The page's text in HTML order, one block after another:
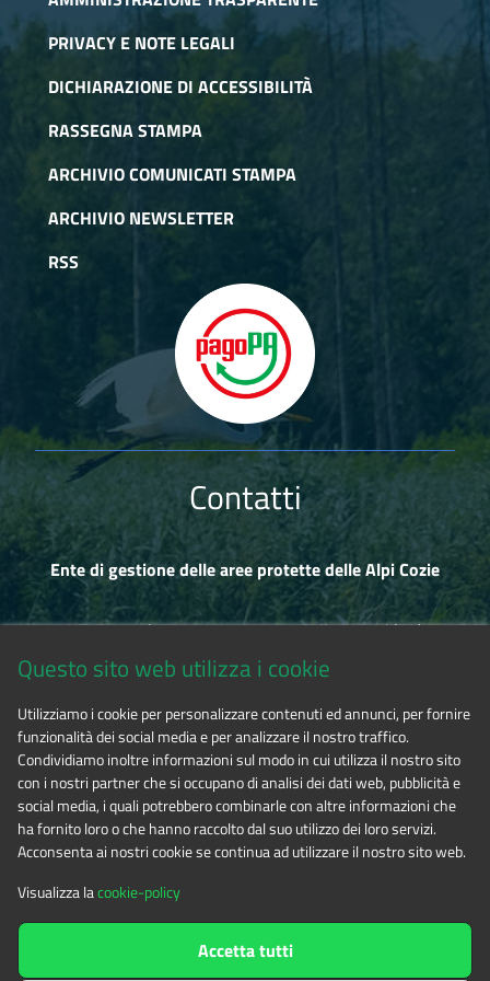
PRIVACY E NOTE LEGALI
DICHIARAZIONE DI ACCESSIBILITÀ
RASSEGNA STAMPA
ARCHIVIO COMUNICATI STAMPA
ARCHIVIO NEWSLETTER
RSS
Contatti
Ente di gestione delle aree protette delle Alpi Cozie
Via Fransuà Fontan, 1 - 10050 Salbertrand (TO)
Tel. 0122.854720
E-mailalpicozie@cert.ruparpiemonte.it
The contents of this websitebyEnte di gestione delle aree
protette delle Alpi Cozieis licensed under
Questo sito web utilizza i cookie
Utilizziamo i cookie per personalizzare contenuti ed annunci, per fornire
funzionalità dei social media e per analizzare il nostro traffico.
Condividiamo inoltre informazioni sul modo in cui utilizza il nostro sito
con i nostri partner che si occupano di analisi dei dati web, pubblicità e
social media, i quali potrebbero combinarle con altre informazioni che
ha fornito loro o che hanno raccolto dal suo utilizzo dei loro servizi.
Acconsenta ai nostri cookie se continua ad utilizzare il nostro sito web.
Visualizza lacookie-policy
Accetta tutti